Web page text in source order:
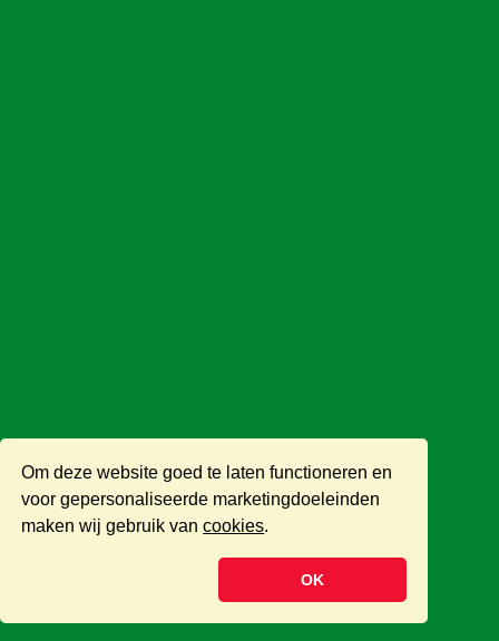
Om deze website goed te laten functioneren en
voor gepersonaliseerde marketingdoeleinden
maken wij gebruik vancookies.
OK